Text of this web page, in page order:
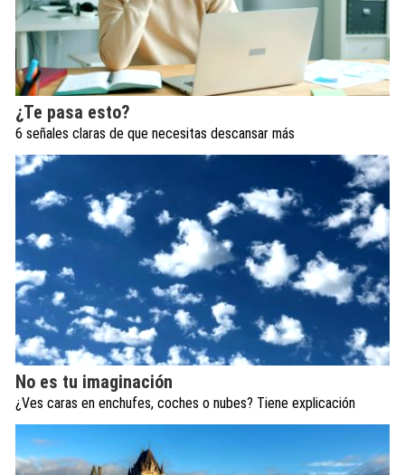
¿Te pasa esto?
6 señales claras de que necesitas descansar más
No es tu imaginación
¿Ves caras en enchufes, coches o nubes? Tiene explicación